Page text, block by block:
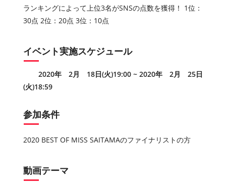
ランキングによって上位3名がSNSの点数を獲得！ 1位：
30点 2位：20点 3位：10点
イベント実施スケジュール
2020年 2月 18日(火)19:00 ~ 2020年 2月 25日
(火)18:59
参加条件
2020 BEST OF MISS SAITAMAのファイナリストの方
動画テーマ